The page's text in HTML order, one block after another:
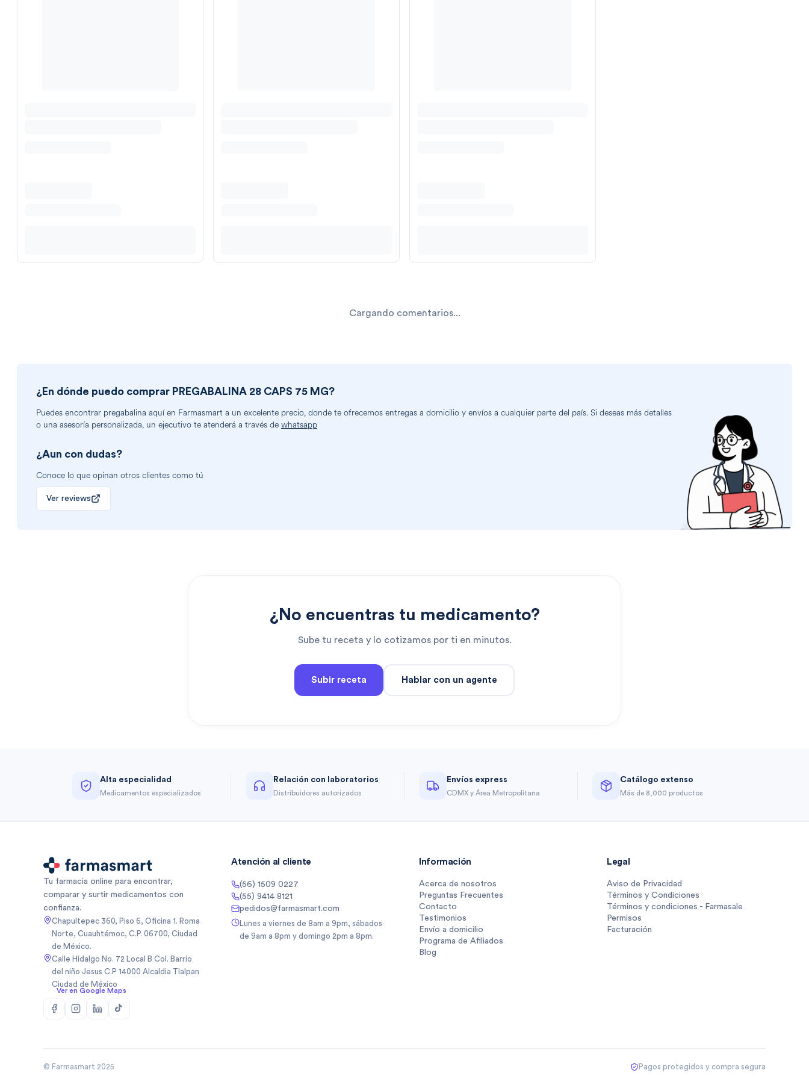
Cargando comentarios...
¿En dónde puedo comprar PREGABALINA 28 CAPS 75 MG?
Puedes encontrar pregabalina aquí en Farmasmart a un excelente precio, donde te ofrecemos entregas a domicilio y envíos a cualquier parte del país. Si deseas más detalles
o una asesoría personalizada, un ejecutivo te atenderá a través de whatsapp
¿Aun con dudas?
Conoce lo que opinan otros clientes como tú
Ver reviews
¿No encuentras tu medicamento?
Sube tu receta y lo cotizamos por ti en minutos.
Subir receta Hablar con un agente
Alta especialidad
Medicamentos especializados
Relación con laboratorios
Distribuidores autorizados
Envíos express
CDMX y Área Metropolitana
Catálogo extenso
Más de 8,000 productos
Tu farmacia online para encontrar,
comparar y surtir medicamentos con
confianza.
Chapultepec 360, Piso 6, Oficina 1. Roma
Norte, Cuauhtémoc, C.P. 06700, Ciudad
de México.
Calle Hidalgo No. 72 Local B Col. Barrio
del niño Jesus C.P 14000 Alcaldia Tlalpan
Ciudad de México
Ver en Google Maps
Atención al cliente
(56) 1509 0227
(55) 9414 8121
pedidos@farmasmart.com
Lunes a viernes de 8am a 9pm, sábados
de 9am a 8pm y domingo 2pm a 8pm.
Información
Acerca de nosotros
Preguntas Frecuentes
Contacto
Testimonios
Envío a domicilio
Programa de Afiliados
Blog
Legal
Aviso de Privacidad
Términos y Condiciones
Términos y condiciones - Farmasale
Permisos
Facturación
© Farmasmart 2025 Pagos protegidos y compra segura